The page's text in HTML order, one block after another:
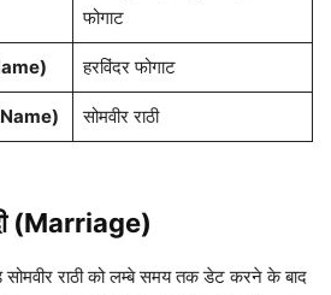
फोगाट
हरविंदर फोगाट
Name) सोमवीर राठी
(Marriage)
राठी को लम्बे समय तक डेट करने के बाद